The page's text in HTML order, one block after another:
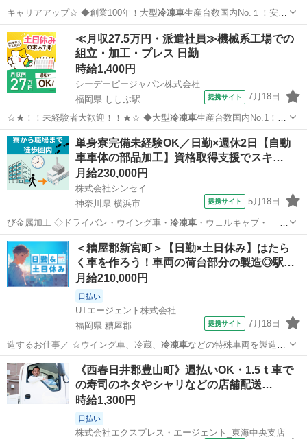
キャリアアップ☆ ◆創業100年！大型冷凍車生産台数国内No.１！安定
企業！！！♪…
福岡 ししぶ駅 その他
≪月収27.5万円・派遣社員≫機械系工場での
組立・加工・プレス 日勤
時給1,400円
シーデーピージャパン株式会社
福岡県 ししぶ駅
提携サイト 7月18日
☆★！！未経験者大歓迎！！★☆ ◆大型冷凍車生産台数国内No.1！！
安定企業様での…
福岡 ししぶ駅 その他
単身寮完備未経験OK／日勤×週休2日【自動
車車体の部品加工】資格取得支援でスキ…
月給230,000円
株式会社シンセイ
神奈川県 横浜市
提携サイト 5月18日
び金属加工 ◇ドライバン・ウイング車・ 冷凍車・ウェルキャブ・ 特
装車などの部品製…
神奈川 横浜市 工場
＜糟屋郡新宮町＞【日勤×土日休み】はたら
く車を作ろう！車両の荷台部分の製造◎駅…
月給210,000円
日払い
UTエージェント株式会社
福岡県 糟屋郡
提携サイト 7月18日
造するお仕事／ ☆ウイング車、冷蔵、 冷凍車などの特殊車両を製造し
ている工場です！…
福岡 糟屋郡 工場
《西春日井郡豊山町》週払いOK・1.5ｔ車で
の寿司のネタやシャリなどの店舗配送…
時給1,300円
日払い
株式会社エクスプレス・エージェント_東海中央支店